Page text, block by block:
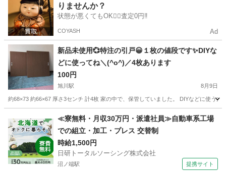
りませんか？
状態が悪くてもOK🙆‍♀️査定0円‼️
COYASH Ad
新品未使用💞特注の引戸😀１枚の値段です✨️DIYな
どに使ってね＼(^o^)／4枚あります
100円
旭川駅 8月9日
約68×73 約66×67 厚さ3センチ 計4枚 家の中で、保管していました。 DIYなどに使う
旭川駅 その他 引戸
≪寮無料・月収30万円・派遣社員≫自動車系工場
での組立・加工・プレス 交替制
時給1,500円
日研トータルソーシング株式会社
沼ノ端駅 提携サイト